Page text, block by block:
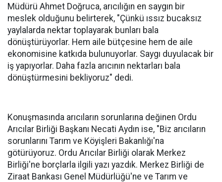
Müdürü Ahmet Doğruca, arıcılığın en saygın bir
meslek olduğunu belirterek, "Çünkü ıssız bucaksız
yaylalarda nektar toplayarak bunları bala
dönüştürüyorlar. Hem aile bütçesine hem de aile
ekonomisine katkıda bulunuyorlar. Saygı duyulacak bir
iş yapıyorlar. Daha fazla arıcının nektarları bala
dönüştürmesini bekliyoruz" dedi.
Konuşmasında arıcıların sorunlarına değinen Ordu
Arıcılar Birliği Başkanı Necati Aydın ise, "Biz arıcıların
sorunlarını Tarım ve Köyişleri Bakanlığı'na
götürüyoruz. Ordu Arıcılar Birliği olarak Merkez
Birliği'ne borçlarla ilgili yazı yazdık. Merkez Birliği de
Ziraat Bankası Genel Müdürlüğü'ne ve Tarım ve